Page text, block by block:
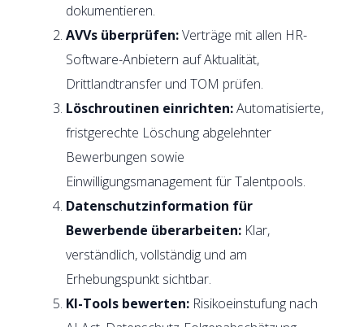
dokumentieren.
AVVs überprüfen:Verträge mit allen HR-
Software-Anbietern auf Aktualität,
Drittlandtransfer und TOM prüfen.
Löschroutinen einrichten:Automatisierte,
fristgerechte Löschung abgelehnter
Bewerbungen sowie
Einwilligungsmanagement für Talentpools.
Datenschutzinformation für
Bewerbende überarbeiten:Klar,
verständlich, vollständig und am
Erhebungspunkt sichtbar.
KI-Tools bewerten:Risikoeinstufung nach